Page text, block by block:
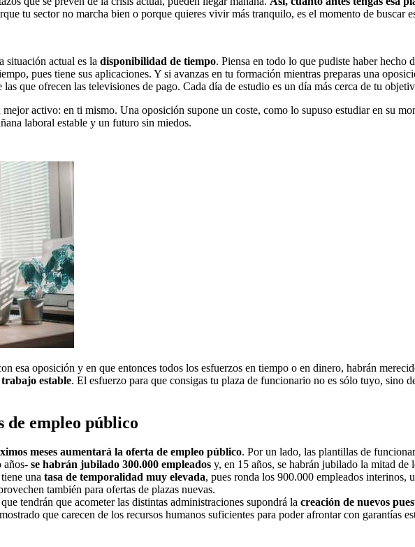
tu sector no marcha bien o porque quieres vivir más tranquilo, es el momento de buscar
situación actual es la disponibilidad de tiempo. Piensa en todo lo que pudiste haber hecho
pues tiene sus aplicaciones. Y si avanzas en tu formación mientras preparas una
que ofrecen las televisiones de pago. Cada día de estudio es un día más cerca de tu
activo: en ti mismo. Una oposición supone un coste, como lo supuso estudiar en su
laboral estable y un futuro sin miedos.
esa oposición y en que entonces todos los esfuerzos en tiempo o en dinero, habrán
estable. El esfuerzo para que consigas tu plaza de funcionario no es sólo tuyo, sino
de empleo público
meses aumentará la oferta de empleo público. Por un lado, las plantillas de
años- se habrán jubilado 300.000 empleados y, en 15 años, se habrán jubilado la mitad de
una tasa de temporalidad muy elevada, pues ronda los 900.000 empleados interinos,
también para ofertas de plazas nuevas.
tendrán que acometer las distintas administraciones supondrá la creación de nuevos
que carecen de los recursos humanos suficientes para poder afrontar con garantías